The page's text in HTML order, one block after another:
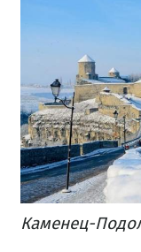
Каменец-